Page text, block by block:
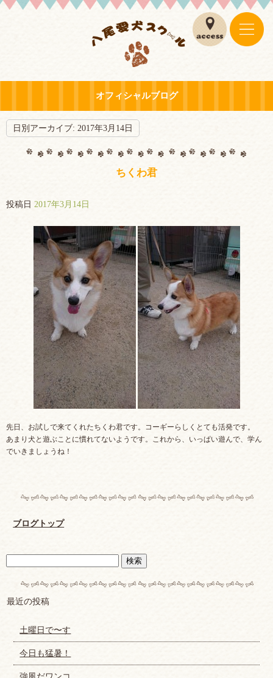
オフィシャルブログ
日別アーカイブ: 2017年3月14日
ちくわ君
投稿日 2017年3月14日
先日、お試しで来てくれたちくわ君です。コーギーらしくとても活発です。
あまり犬と遊ぶことに慣れてないようです。これから、いっぱい遊んで、学ん
でいきましょうね！
ブログトップ
最近の投稿
土曜日で〜す
今日も猛暑！